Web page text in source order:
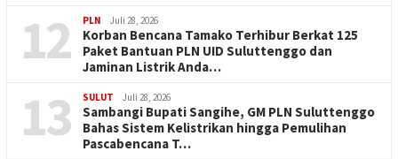
12 PLN Juli 28, 2026
Korban Bencana Tamako Terhibur Berkat 125
Paket Bantuan PLN UID Suluttenggo dan
Jaminan Listrik Anda…
13 SULUT Juli 28, 2026
Sambangi Bupati Sangihe, GM PLN Suluttenggo
Bahas Sistem Kelistrikan hingga Pemulihan
Pascabencana T…